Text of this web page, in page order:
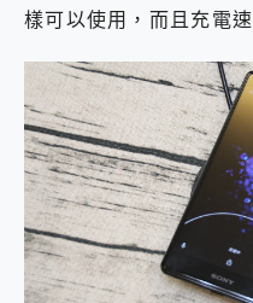
樣可以使用，而且充電